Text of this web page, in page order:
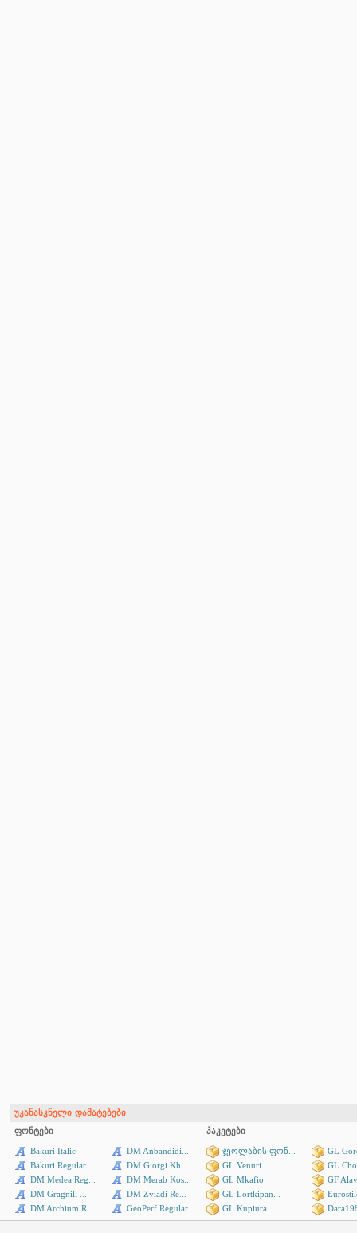
უკანასკნელი დამატებები
ფონტები
პაკეტები
Bakuri Italic
Bakuri Regular
DM Medea Reg...
DM Gragnili ...
DM Archium R...
DM Anbandidi...
DM Giorgi Kh...
DM Merab Kos...
DM Zviadi Re...
GeoPerf Regular
ჯეოლაბის ფონ...
GL Venuri
GL Mkafio
GL Lortkipan...
GL Kupiura
GL
GL
GF